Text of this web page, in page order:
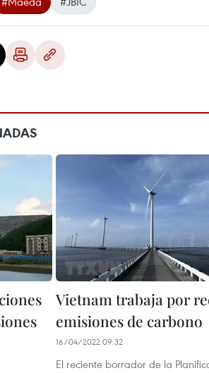
Vietnam trabaja por
emisiones de carbono
16/04/2022 09:32
El reciente borrador de la